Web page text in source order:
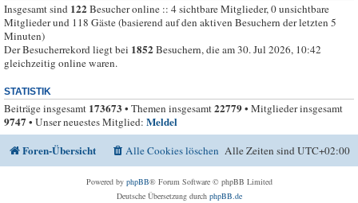
Insgesamt sind 122Besucher online :: 4 sichtbare Mitglieder, 0 unsichtbare
Mitglieder und 118 Gäste (basierend auf den aktiven Besuchern der letzten 5
Minuten)
Der Besucherrekord liegt bei 1852Besuchern, die am 30. Jul 2026, 10:42
gleichzeitig online waren.
STATISTIK
Beiträge insgesamt 173673 • Themen insgesamt22779• Mitglieder insgesamt
9747• Unser neuestes Mitglied: Meldel
Foren-Übersicht
Alle Zeiten sindUTC+02:00
Alle Cookies löschen
Powered by phpBB® Forum Software © phpBB Limited
Deutsche Übersetzung durch phpBB.de